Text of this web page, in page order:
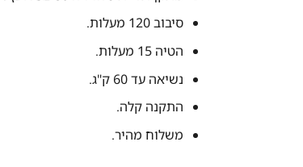
סיבוב 120 מעלות.
הטיה 15 מעלות.
נשיאה עד 60 ק"ג.
התקנה קלה.
משלוח מהיר.